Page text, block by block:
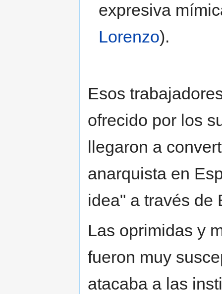
expresiva
Lorenzo).
Esos
ofrecido por los
llegaron a
anarquista en
idea" a través de
Las oprimidas y
fueron muy
atacaba a las